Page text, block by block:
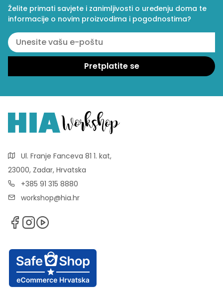
Želite primati savjete i zanimljivosti o uređenju doma te
informacije o novim proizvodima i pogodnostima?
Ul. Franje Fanceva 81 1. kat,
23000, Zadar, Hrvatska
+385 91 315 8880
workshop@hia.hr